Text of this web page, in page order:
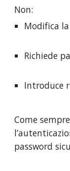
Non:
Modifica
Richiede
Introduce
Come
password